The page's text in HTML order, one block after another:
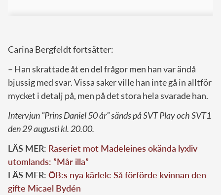
Carina Bergfeldt fortsätter:
– Han skrattade åt en del frågor men han var ändå
bjussig med svar. Vissa saker ville han inte gå in alltför
mycket i detalj på, men på det stora hela svarade han.
Intervjun ”Prins Daniel 50 år” sänds på SVT Play och SVT1
den 29 augusti kl. 20.00.
LÄS MER: Raseriet mot Madeleines okända lyxliv
utomlands: ”Mår illa”
LÄS MER: ÖB:s nya kärlek: Så förförde kvinnan den
gifte Micael Bydén